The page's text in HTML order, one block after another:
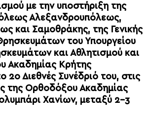
με την υποστήριξη της
Αλεξανδρουπόλεως,
και Σαμοθράκης, της Γενικής
του Υπουργείου
και Αθλητισμού και
Ακαδημίας Κρήτης
2ο Διεθνές Συνέδριό του, στις
της Ορθοδόξου Ακαδημίας
Χανίων, μεταξύ 2-3